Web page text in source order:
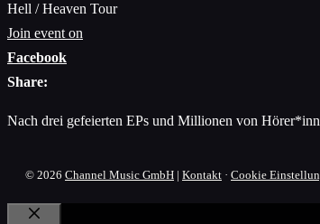
Hell / Heaven Tour
Join event on
Facebook
Share:
Nach drei gefeierten EPs und Millionen von
© 2026 Channel Music GmbH | Kontakt · Cookie